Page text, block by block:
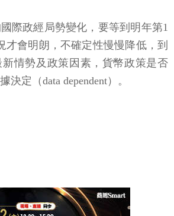
際政經局勢變化，要等到明年第1
才會明朗，不確定性慢慢降低，到
情勢及政策因素，貨幣政策是否
決定（data dependent）。